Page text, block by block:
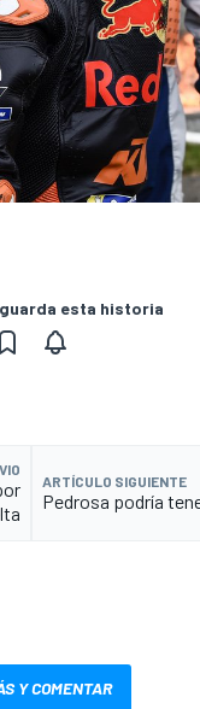
esta historia
ARTÍCULO SIGUIENTE
Pedrosa podría
Y COMENTAR